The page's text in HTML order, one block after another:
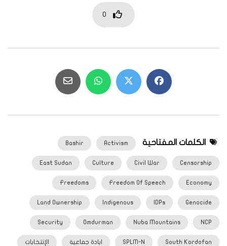
0
الكلمات المفتاحية Activism
Bashir
Censorship
Civil War
Culture
East Sudan
Economy
Freedom Of Speech
Freedoms
Genocide
IDPs
Indigenous
Land Ownership
NCP
Nuba Mountains
Omdurman
Security
South Kordofan
SPLM-N ابادة جماعية الإنتخابات